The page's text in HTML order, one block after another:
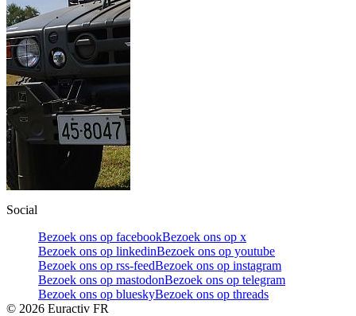
Social
Bezoek ons op facebookBezoek ons op x
Bezoek ons op linkedinBezoek ons op youtube
Bezoek ons op rss-feedBezoek ons op instagram
Bezoek ons op mastodonBezoek ons op telegram
Bezoek ons op blueskyBezoek ons op threads
© 2026 Euractiv FR